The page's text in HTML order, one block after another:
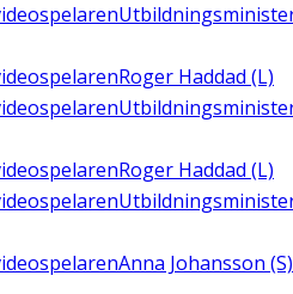
Roger Haddad (L)
Roger Haddad (L)
Anna Johansson (S)